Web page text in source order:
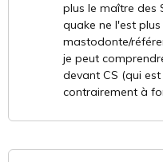
plus le maître des
quake ne l'est
mastodonte/
je peut
devant CS (qui
contrairement à